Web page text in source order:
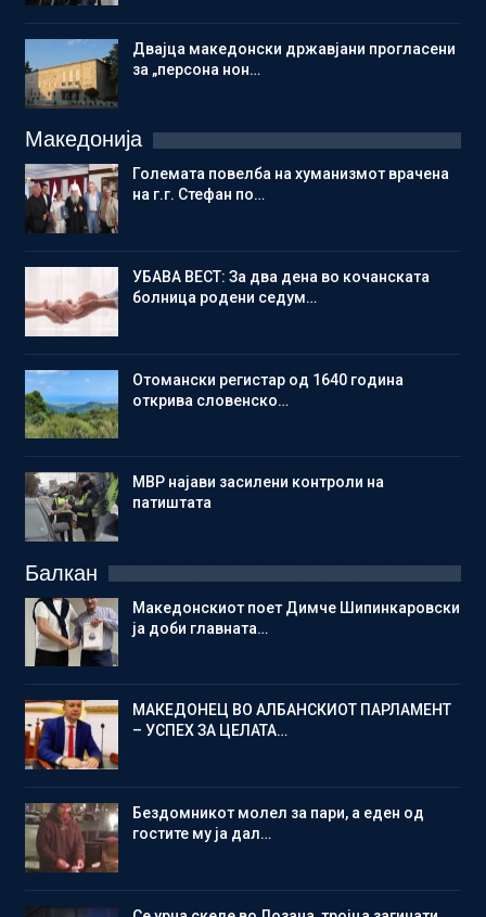
Двајца македонски државјани прогласени
за „персона нон…
Македонија
Големата повелба на хуманизмот врачена
на г.г. Стефан по…
УБАВА ВЕСТ: За два дена во кочанската
болница родени седум…
Отомански регистар од 1640 година
открива словенско…
МВР најави засилени контроли на
патиштата
Балкан
Македонскиот поет Димче Шипинкаровски
ја доби главната…
МАКЕДОНЕЦ ВО АЛБАНСКИОТ ПАРЛАМЕНТ
– УСПЕХ ЗА ЦЕЛАТА…
Бездомникот молел за пари, а еден од
гостите му ја дал…